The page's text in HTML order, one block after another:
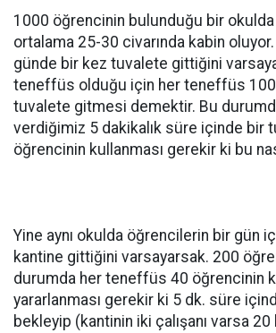
1000 öğrencinin bulunduğu bir
ortalama 25-30 civarında kabin
günde bir kez tuvalete gittiğini
teneffüs olduğu için her teneffüs
tuvalete gitmesi demektir. Bu
verdiğimiz 5 dakikalık süre içinde bir
öğrencinin kullanması gerekir ki bu
Yine aynı okulda öğrencilerin bir gün
kantine gittiğini varsayarsak. 200
durumda her teneffüs 40 öğrencinin
yararlanması gerekir ki 5 dk. süre
bekleyip (kantinin iki çalışanı varsa 20